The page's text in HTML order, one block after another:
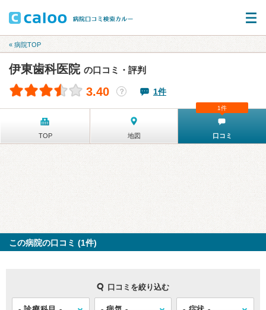
« 病院TOP
伊東歯科医院 の口コミ・評判
3.40 ？ 1件
TOP 地図 口コミ
1件
この病院の口コミ (1件)
口コミを絞り込む